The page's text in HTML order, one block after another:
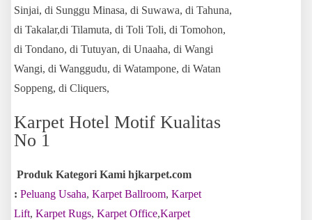
Sinjai, di Sunggu Minasa, di Suwawa, di Tahuna,
di Takalar,di Tilamuta, di Toli Toli, di Tomohon,
di Tondano, di Tutuyan, di Unaaha, di Wangi
Wangi, di Wanggudu, di Watampone, di Watan
Soppeng, di Cliquers,
Karpet Hotel Motif Kualitas
No 1
Produk Kategori Kami hjkarpet.com
: Peluang Usaha, Karpet Ballroom, Karpet
Lift, Karpet Rugs, Karpet Office,Karpet